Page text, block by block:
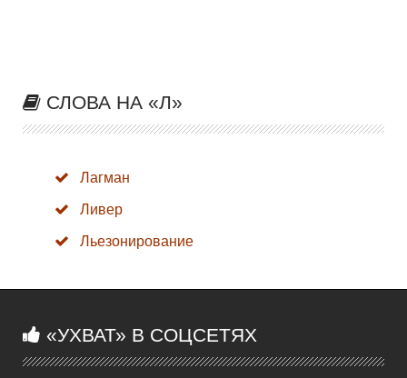
СЛОВА НА «Л»
Лагман
Ливер
Льезонирование
«УХВАТ» В СОЦСЕТЯХ